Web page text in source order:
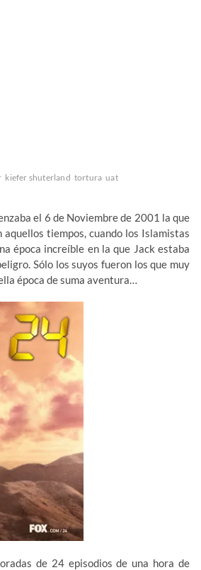
kiefer shuterland tortura uat
el 6 de Noviembre de 2001 la que
tiempos, cuando los Islamistas
época increíble en la que Jack estaba
Sólo los suyos fueron los que muy
época de suma aventura…
de 24 episodios de una hora de